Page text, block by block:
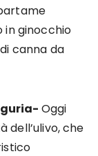
ginocchio
canna da
Oggi
dell’ulivo, che